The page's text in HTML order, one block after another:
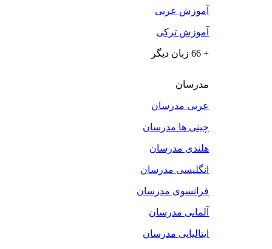
آموزش عربی
آموزش ترکی
+ 66 زبان دیگر
مدرسان
عربی مدرسان
چینی ها مدرسان
هلندی مدرسان
انگلیسی مدرسان
فرانسوی مدرسان
آلمانی مدرسان
ایتالیایی مدرسان